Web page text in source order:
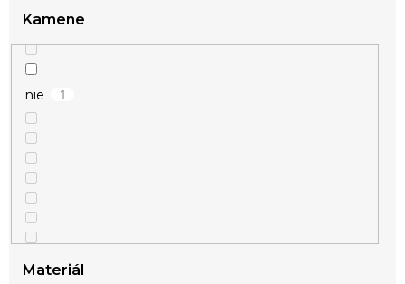
strieborná
Kamene
nie 1
Materiál